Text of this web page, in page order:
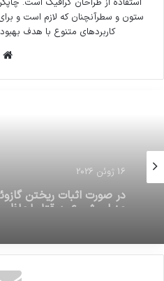
ستون و سطرآنچنان که لازم است و
کاربردهای متنوع با هدف
16 ژوئن 2026
دونالد ترامپ توییتر را به
متهم کرد